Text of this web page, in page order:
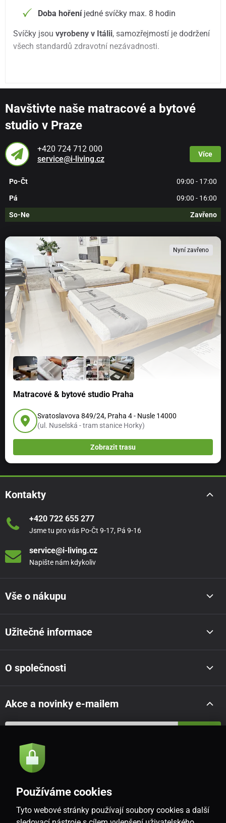
Doba hořeníjedné svíčky max. 8 hodin
Svíčky jsouvyrobeny v Itálii, samozřejmostí je dodržení
všech standardů zdravotní nezávadnosti.
Navštivte naše matracové a bytové
studio v Praze
+420 724 712 000
service@i-living.cz
Více
Po-Čt 09:00 - 17:00
Pá 09:00 - 16:00
So-Ne Zavřeno
Nyní zavřeno
Matracové & bytové studio Praha
Svatoslavova 849/24, Praha 4 - Nusle 14000
(ul. Nuselská - tram stanice Horky)
Zobrazit trasu
Kontakty
+420 722 655 277
Jsme tu pro vás Po-Čt 9-17, Pá 9-16
service@i-living.cz
Napište nám kdykoliv
Vše o nákupu
Užitečné informace
O společnosti
Akce a novinky e-mailem
Souhlasím se
CZ
Používáme cookies
Tyto webové stránky používají soubory cookies a další